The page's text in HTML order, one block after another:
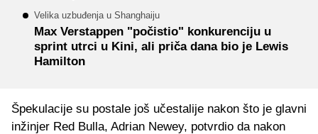
Velika uzbuđenja u Shanghaiju
Max Verstappen "počistio" konkurenciju u
sprint utrci u Kini, ali priča dana bio je Lewis
Hamilton
Špekulacije su postale još učestalije nakon što je glavni
inžinjer Red Bulla, Adrian Newey, potvrdio da nakon